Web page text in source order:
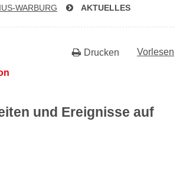
WAR­BURG AKTUELLES
Vorlesen
Drucken
und Ereignisse auf